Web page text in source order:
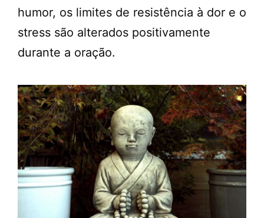
humor, os limites de resistência à dor e o
stress são alterados positivamente
durante a oração.